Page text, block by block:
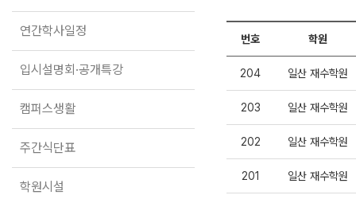
연간학사일정
캠퍼스생활
주간식단표
학원시설
학원버스 안내
오시는길
2027 N수 정규반
2027 반수반
2027 지역의사제 특별반
연간학사일정
입시설명회·공개특강
캠퍼스생활
주간식단표
학원시설
번호 학원
204 일산 재수학원
203 일산 재수학원
202 일산 재수학원
201 일산 재수학원